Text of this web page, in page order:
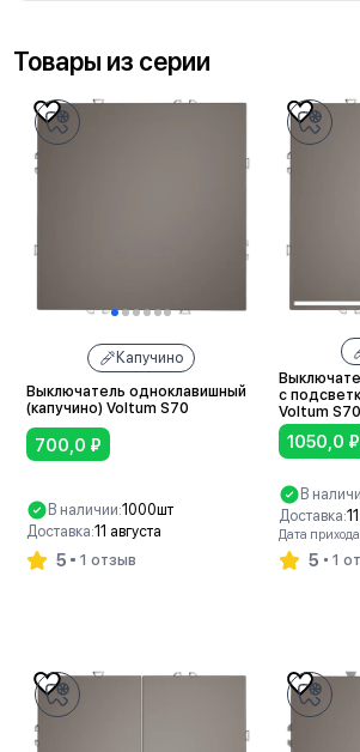
Товары из серии
Капучино
Выключатель одноклавишный
(капучино) Voltum S70
700,0 ₽
В наличии:1000шт
Доставка:11 августа
5 1 отзыв
с
Voltum S70
1050,0 ₽
В
Доставка:
Дата
5 1